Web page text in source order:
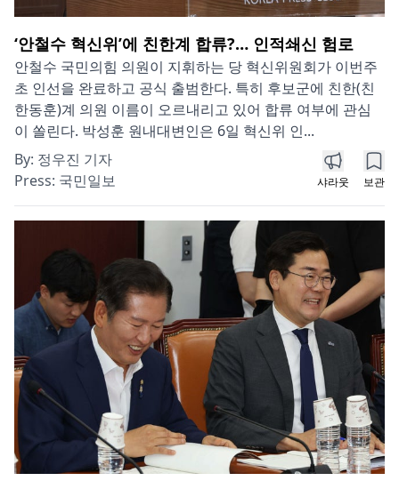
‘안철수 혁신위’에 친한계 합류?… 인적쇄신 험로
안철수 국민의힘 의원이 지휘하는 당 혁신위원회가 이번주
초 인선을 완료하고 공식 출범한다. 특히 후보군에 친한(친
한동훈)계 의원 이름이 오르내리고 있어 합류 여부에 관심
이 쏠린다. 박성훈 원내대변인은 6일 혁신위 인...
By: 정우진 기자
Press: 국민일보 샤라웃 보관